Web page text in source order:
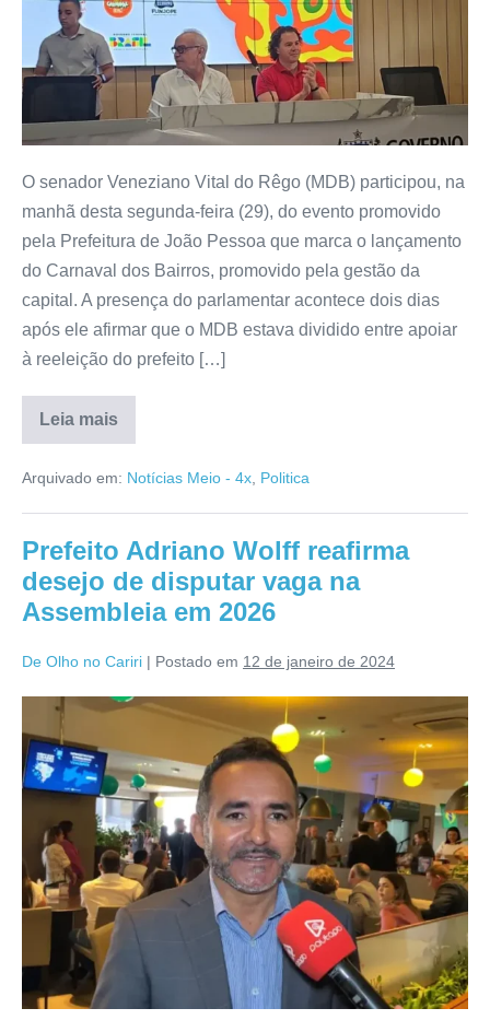
O senador Veneziano Vital do Rêgo (MDB) participou, na
manhã desta segunda-feira (29), do evento promovido
pela Prefeitura de João Pessoa que marca o lançamento
do Carnaval dos Bairros, promovido pela gestão da
capital. A presença do parlamentar acontece dois dias
após ele afirmar que o MDB estava dividido entre apoiar
à reeleição do prefeito […]
Leia mais
Arquivado em: Notícias Meio - 4x Politica
Prefeito Adriano Wolff reafirma
desejo de disputar vaga na
Assembleia em 2026
De Olho no Cariri | Postado em 12 de janeiro de 2024